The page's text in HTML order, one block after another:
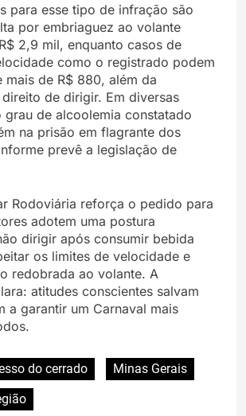
para esse tipo de infração são
por embriaguez ao volante
2,9 mil, enquanto casos de
como o registrado podem
mais de R$ 880, além da
de dirigir. Em diversas
de alcoolemia constatado
na prisão em flagrante dos
prevê a legislação de
Rodoviária reforça o pedido para
adotem uma postura
dirigir após consumir bebida
os limites de velocidade e
redobrada ao volante. A
atitudes conscientes salvam
a garantir um Carnaval mais
do cerrado
Minas Gerais